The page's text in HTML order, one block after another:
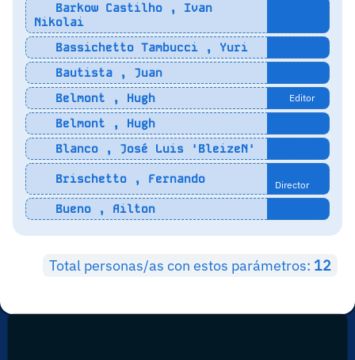
Barkow Castilho , Ivan
Nikolai
Bassichetto Tambucci , Yuri
Bautista , Juan
Belmont , Hugh
Editor
Belmont , Hugh
Blanco , José Luis 'BleizeN'
Brischetto , Fernando Director
Bueno , Ailton
Total personas/as con estos parámetros: 12